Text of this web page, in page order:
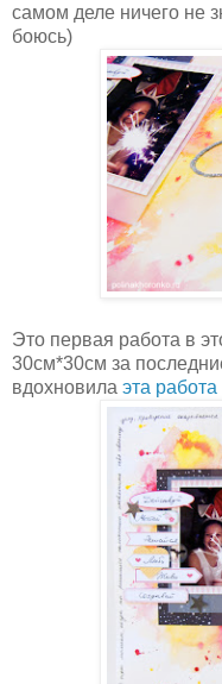
самом деле ничего не
боюсь)
Это первая работа в
30см*30см за
вдохновила эта работа